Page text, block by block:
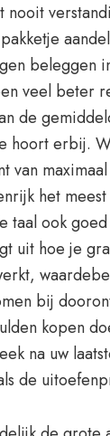
nooit
beleggen
veel beter
de
hoort erbij.
van
het
taal ook
uit hoe je
bij
kopen
na uw
de